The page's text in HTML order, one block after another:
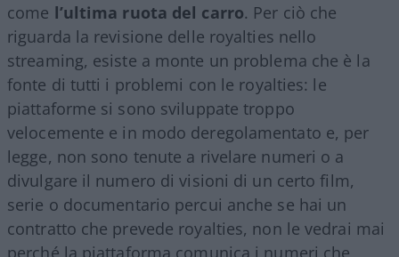
come l’ultima ruota del carro. Per ciò che
riguarda la revisione delle royalties nello
streaming, esiste a monte un problema che è la
fonte di tutti i problemi con le royalties: le
piattaforme si sono sviluppate troppo
velocemente e in modo deregolamentato e, per
legge, non sono tenute a rivelare numeri o a
divulgare il numero di visioni di un certo film,
serie o documentario percui anche se hai un
contratto che prevede royalties, non le vedrai mai
perché la piattaforma comunica i numeri che